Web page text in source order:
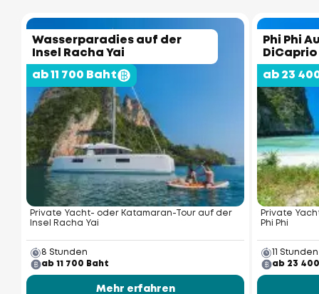
Wasserparadies auf der
Insel Racha Yai
ab 11 700 Baht
Private Yacht- oder Katamaran-Tour auf der
Insel Racha Yai
8 Stunden
ab 11 700 Baht
Mehr erfahren
Phi Phi
DiCaprio
ab 23
Private
Phi Phi
11 Stunden
ab 23